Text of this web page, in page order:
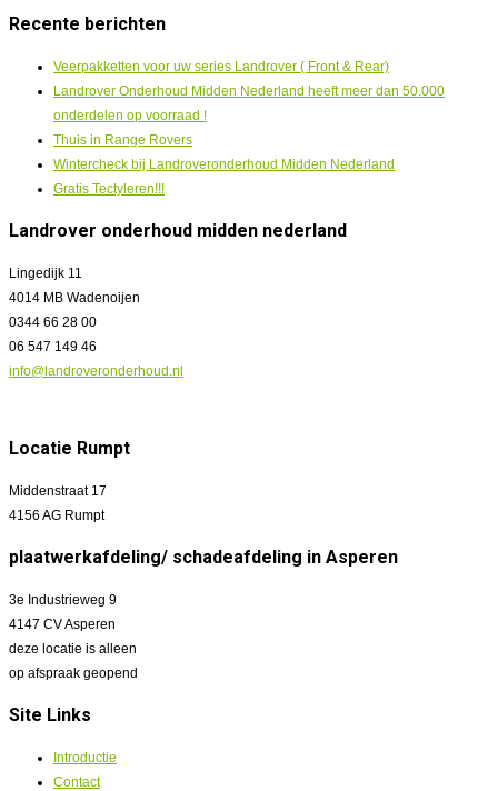
Recente berichten
Veerpakketten voor uw series Landrover ( Front & Rear)
Landrover Onderhoud Midden Nederland heeft meer dan 50.000
onderdelen op voorraad !
Thuis in Range Rovers
Wintercheck bij Landroveronderhoud Midden Nederland
Gratis Tectyleren!!!
Landrover onderhoud midden nederland
Lingedijk 11
4014 MB Wadenoijen
0344 66 28 00
06 547 149 46
info@landroveronderhoud.nl
Locatie Rumpt
Middenstraat 17
4156 AG Rumpt
plaatwerkafdeling/ schadeafdeling in Asperen
3e Industrieweg 9
4147 CV Asperen
deze locatie is alleen
op afspraak geopend
Site Links
Introductie
Contact